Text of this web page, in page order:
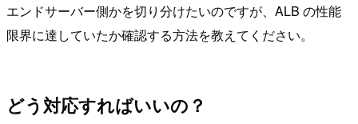
エンドサーバー側かを切り分けたいのですが、ALB の性能
限界に達していたか確認する方法を教えてください。
どう対応すればいいの？